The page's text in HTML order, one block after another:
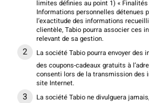
limites définies au point 1) «
Informations personnelles détenues
l’exactitude des informations
clientèle, Tabio pourra associer ces
relevant de sa gestion.
La société Tabio pourra envoyer
des coupons-cadeaux gratuits à
consenti lors de la transmission des
site Internet.
La société Tabio ne divulguera